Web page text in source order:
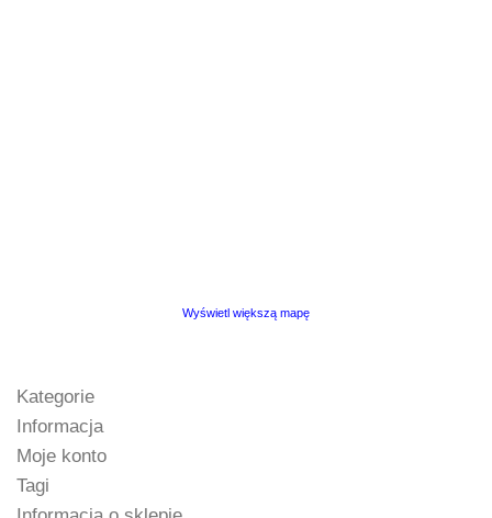
Wyświetl większą mapę
Kategorie
Informacja
Moje konto
Tagi